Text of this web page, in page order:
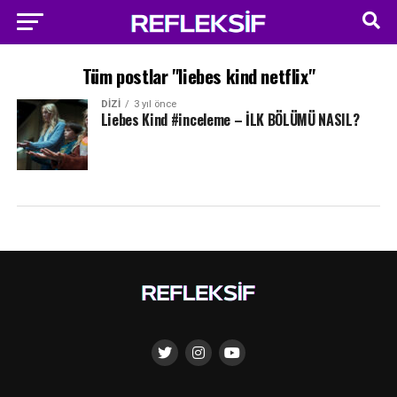
Tüm postlar "liebes kind netflix"
DIZI 3 yıl önce
Liebes Kind #inceleme – İLK BÖLÜMÜ NASIL?